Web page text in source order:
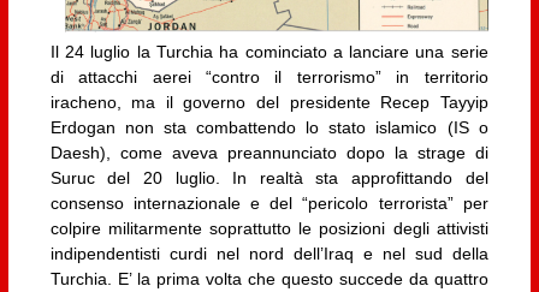
Il 24 luglio la Turchia ha cominciato a lanciare una serie
di attacchi aerei “contro il terrorismo” in territorio
iracheno, ma il governo del presidente Recep Tayyip
Erdogan non sta combattendo lo stato islamico (IS o
Daesh), come aveva preannunciato dopo la strage di
Suruc del 20 luglio. In realtà sta approfittando del
consenso internazionale e del “pericolo terrorista” per
colpire militarmente soprattutto le posizioni degli attivisti
indipendentisti curdi nel nord dell’Iraq e nel sud della
Turchia. E’ la prima volta che questo succede da quattro